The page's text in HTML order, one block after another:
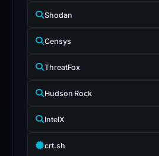
Shodan
Censys
ThreatFox
Hudson Rock
IntelX
crt.sh